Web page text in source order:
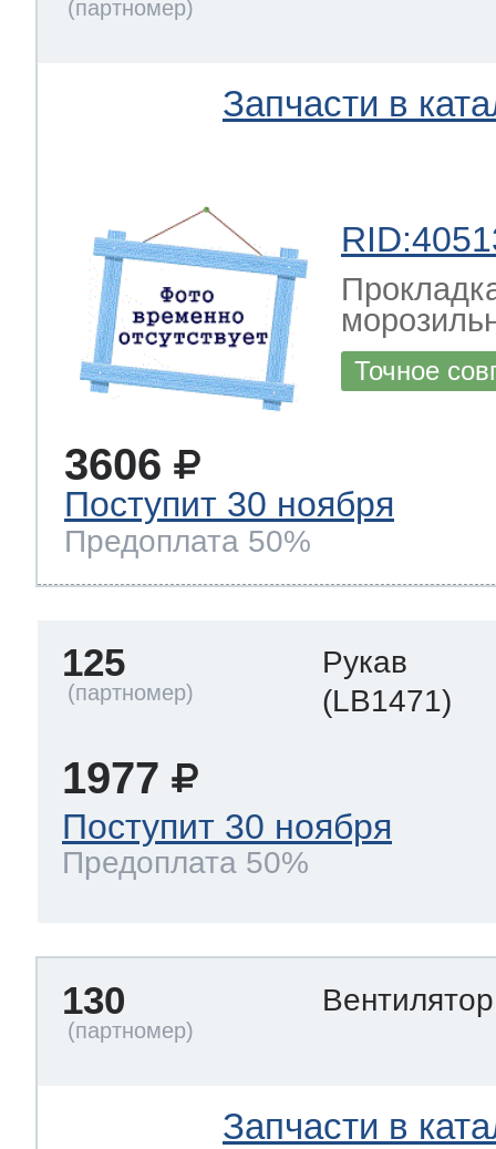
Запчасти в
Точное
3606
Поступит 30 ноября
Предоплата 50%
125
Рукав
(LB1471)
1977
Поступит 30 ноября
Предоплата 50%
130
Запчасти в